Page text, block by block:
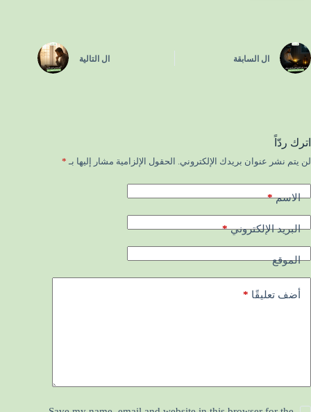
ال السابقة ال التالية
اترك ردّاً
لن يتم نشر عنوان بريدك الإلكتروني. الحقول الإلزامية مشار إليها بـ *
الاسم*
البريد الإلكتروني*
الموقع
أضف تعليقًا *